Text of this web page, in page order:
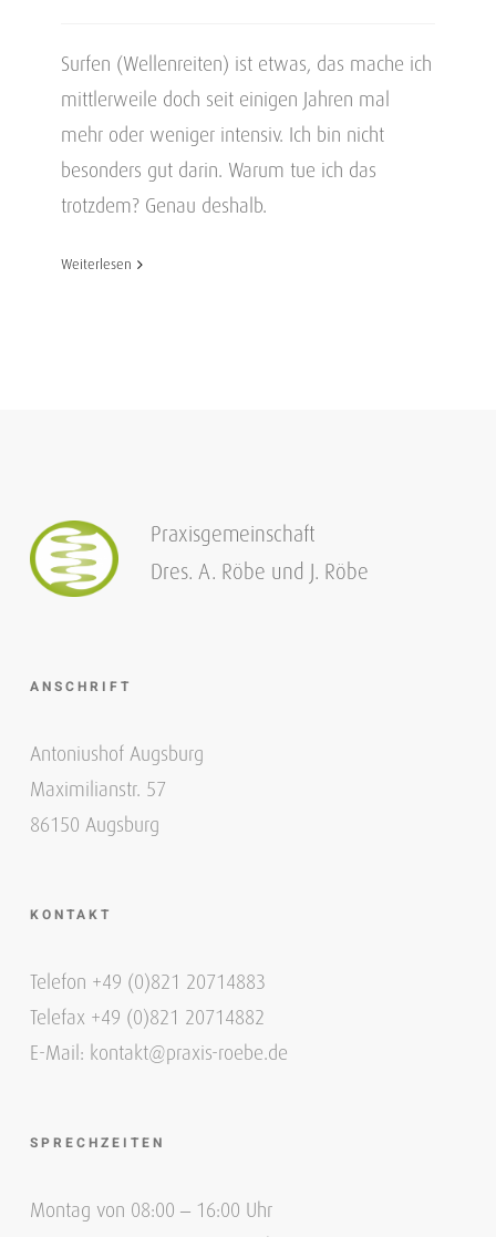
Surfen (Wellenreiten) ist etwas, das mache ich
mittlerweile doch seit einigen Jahren mal
mehr oder weniger intensiv. Ich bin nicht
besonders gut darin. Warum tue ich das
trotzdem? Genau deshalb.
Weiterlesen
Praxisgemeinschaft
Dres. A. Röbe und J. Röbe
ANSCHRIFT
Antoniushof Augsburg
Maximilianstr. 57
86150 Augsburg
KONTAKT
Telefon +49 (0)821 20714883
Telefax +49 (0)821 20714882
E-Mail: kontakt@praxis-roebe.de
SPRECHZEITEN
Montag von 08:00 – 16:00 Uhr